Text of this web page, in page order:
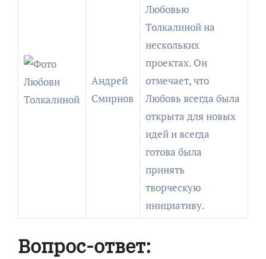
Андрей
Смирнов
Любовью
Толкалиной на
нескольких
проектах. Он
отмечает, что
Любовь всегда была
открыта для новых
идей и всегда
готова была
принять
творческую
инициативу.
Вопрос-ответ: